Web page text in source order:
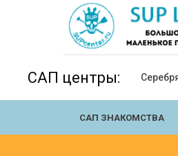
САП центры:
САП ЗНАКОМСТВА